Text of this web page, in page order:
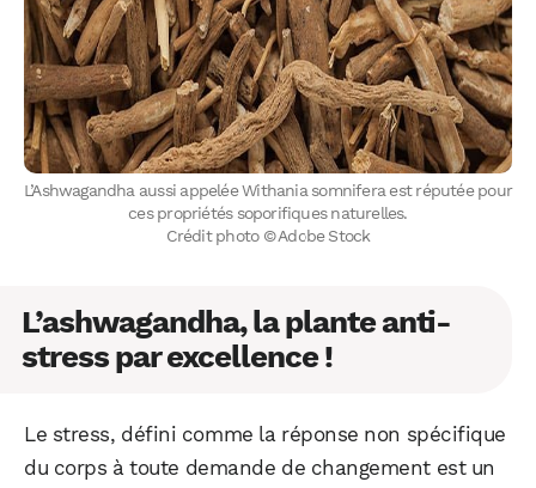
L’Ashwagandha aussi appelée Withania somnifera est réputée pour
ces propriétés soporifiques naturelles.
Crédit photo © Adobe Stock
L’ashwagandha, la plante anti-
stress par excellence !
Le stress, défini comme la réponse non spécifique
du corps à toute demande de changement est un